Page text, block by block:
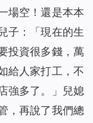
場空！還是本本
子：「現在的生
投資很多錢，萬
給人家打工，不
強多了。」兒媳
，再說了我們總